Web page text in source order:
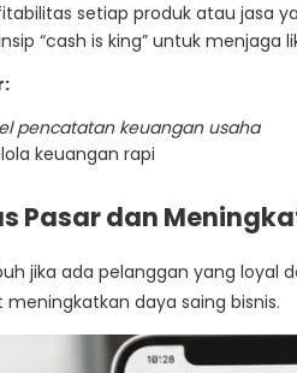
setiap produk atau jasa
“cash is king” untuk menjaga
pencatatan keuangan usaha
keuangan rapi
Pasar dan
jika ada pelanggan yang loyal
daya saing bisnis.